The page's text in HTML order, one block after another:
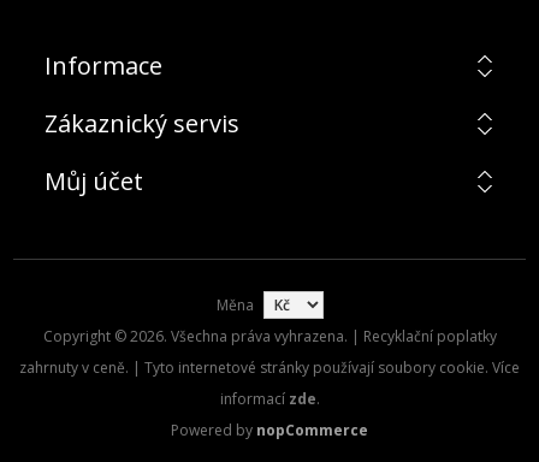
Informace
Zákaznický servis
Můj účet
Měna
Copyright © 2026. Všechna práva vyhrazena. | Recyklační poplatky
zahrnuty v ceně. | Tyto internetové stránky používají soubory cookie. Více
informací zde.
Powered by nopCommerce